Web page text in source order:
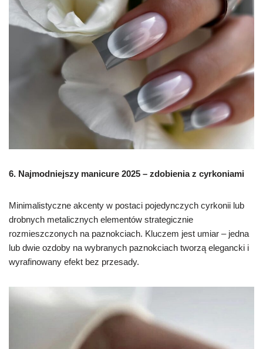
6. Najmodniejszy manicure 2025 – zdobienia z cyrkoniami
Minimalistyczne akcenty w postaci pojedynczych cyrkonii lub
drobnych metalicznych elementów strategicznie
rozmieszczonych na paznokciach. Kluczem jest umiar – jedna
lub dwie ozdoby na wybranych paznokciach tworzą elegancki i
wyrafinowany efekt bez przesady.